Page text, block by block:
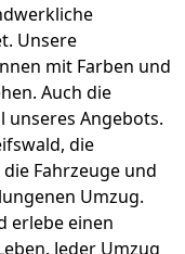
Unsere
mit Farben und
Auch die
unseres Angebots.
, die
die Fahrzeuge und
Umzug.
erlebe einen
Jeder Umzug